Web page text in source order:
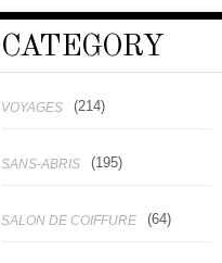
CATEGORY
VOYAGES (214)
SANS-ABRIS (195)
SALON DE COIFFURE (64)